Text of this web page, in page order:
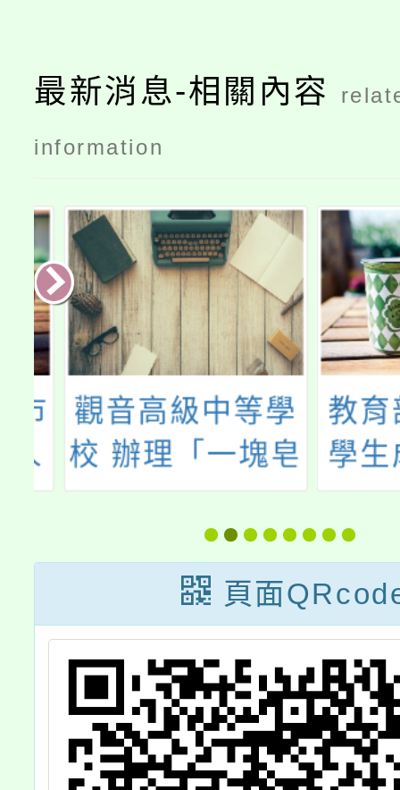
最新消息-相關內容
information
觀音高級中等學
校 辦理「一塊皂
的世界之旅：從
在地草本到國際
香氛的手作課
程」研習
教育
學生
習應
和AI
《駕
未來
的
頁面